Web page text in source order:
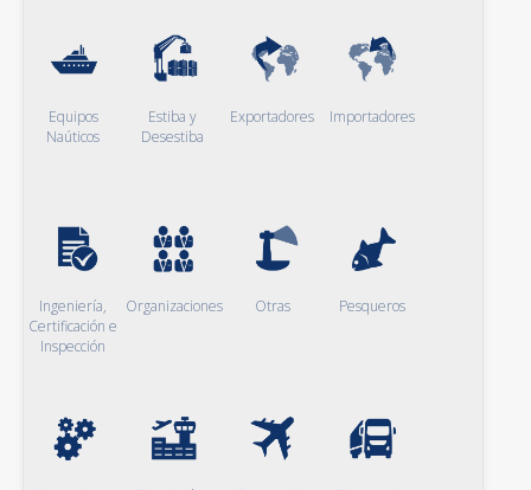
Equipos
Naúticos
Estiba y
Desestiba
Exportadores Importadores
Ingeniería,
Certificación e
Inspección
Organizaciones Otras Pesqueros